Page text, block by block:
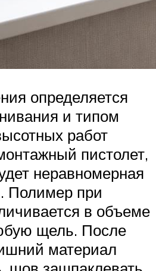
определяется
и типом
работ
пистолет,
неравномерная
Полимер при
в объеме
щель. После
материал